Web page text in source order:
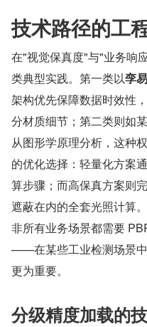
技术路径的工
在"视觉保真度"与"业务响
类典型实践。第一类以孪
架构优先保障数据时效性
分材质细节；第二类则如
从图形学原理分析，这种
的优化选择：轻量化方案
算步骤；而高保真方案则
遮蔽在内的全套光照计算
非所有业务场景都需要
——在某些工业检测场景
更为重要。
分级精度加载的